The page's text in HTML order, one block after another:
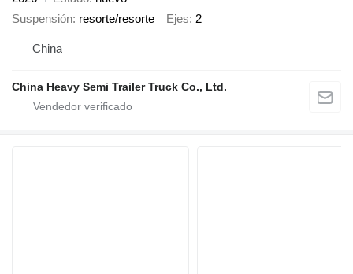
Suspensión resorte/resorte Ejes 2
China
China Heavy Semi Trailer Truck Co., Ltd.